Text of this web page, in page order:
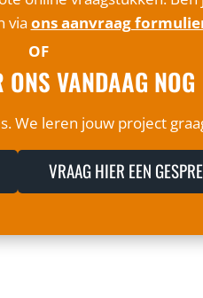
via ons aanvraag
OF
ONS VANDAAG NOG
We leren jouw project
VRAAG HIER EEN